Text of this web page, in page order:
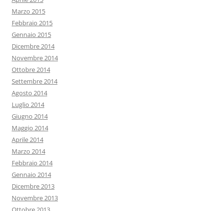
Marzo 2015
Febbraio 2015
Gennaio 2015
Dicembre 2014
Novembre 2014
Ottobre 2014
Settembre 2014
Agosto 2014
Luglio 2014
Giugno 2014
Maggio 2014
Aprile 2014
Marzo 2014
Febbraio 2014
Gennaio 2014
Dicembre 2013
Novembre 2013